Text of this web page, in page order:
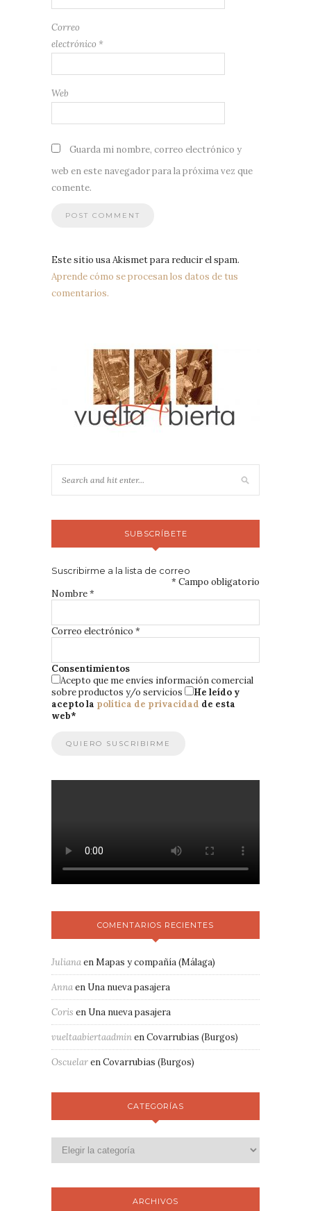
Correo
electrónico *
Web
Guarda mi nombre, correo electrónico y
web en este navegador para la próxima vez que
comente.
Este sitio usa Akismet para reducir el spam.
Aprende cómo se procesan los datos de tus
comentarios.
SUBSCRÍBETE
Suscribirme a la lista de correo
* Campo obligatorio
Nombre*
Correo electrónico *
Consentimientos
Acepto que me envíes información comercial
sobre productos y/o servicios
He leído y
acepto la política de privacidad de esta
web*
COMENTARIOS RECIENTES
JulianaenMapas y compañía (Málaga)
Annaen Una nueva pasajera
Coris en Una nueva pasajera
vueltaabiertaadminenCovarrubias (Burgos)
OscuelarenCovarrubias (Burgos)
CATEGORÍAS
ARCHIVOS